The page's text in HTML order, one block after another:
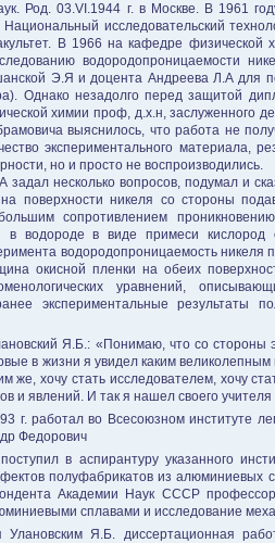
Род. 03.VI.1944 г. в Москве. В 1961
исследовательский
В 1966 на кафедре
водородопроницаемости
Э.Я и доцента Андреева Л.А для
Однако незадолго перед защитой
химии проф, д.х.н, заслуженного
выяснилось, что работа не
экспериментального материала,
но и просто не воспроизводились.
задал несколько вопросов, подумал и
поверхности никеля со стороны
сопротивлением
в водороде в виде примеси кислород
водородопроницаемость
окисной пленки на обеих
уравнений,
экспериментальные результаты
Я.Б.: «Понимаю, что со
в жизни я увидел каким великолепным
же, хочу стать исследователем, хочу
и явлений. И так я нашел своего
г. работал во Всесоюзном институте
Федорович
в аспирантуру указанного
полуфабрикатов из алюминиевых
Академии Наук СССР
сплавами и исследование
Улановским Я.Б. диссертационная